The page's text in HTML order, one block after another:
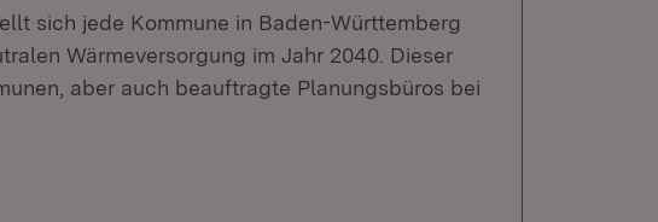
sich jede Kommune in Baden-Württemberg
Wärmeversorgung im Jahr 2040. Dieser
aber auch beauftragte Planungsbüros bei